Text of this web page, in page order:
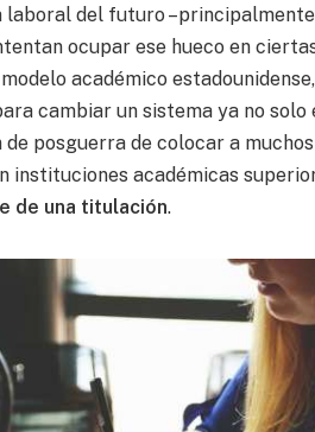
laboral del futuro
ocupar ese hueco en
académico
cambiar un sistema ya no solo
posguerra de colocar a
instituciones académicas
de una titulación.